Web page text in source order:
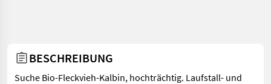
BESCHREIBUNG
Suche Bio-Fleckvieh-Kalbin, hochträchtig. Laufstall- und